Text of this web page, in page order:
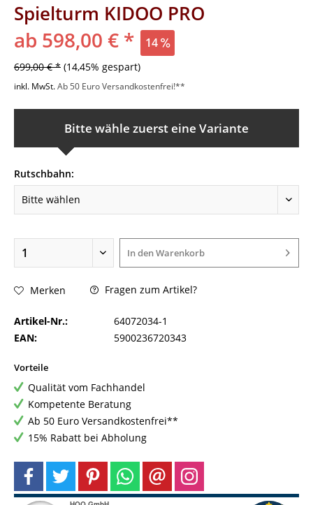
Spielturm KIDOO PRO
ab 598,00 € * 14
699,00 € * (14,45% gespart)
inkl. MwSt.Ab 50 Euro Versandkostenfrei!**
Bitte wähle zuerst eine Variante
Rutschbahn:
In denWarenkorb
Merken Fragen zum Artikel?
Artikel-Nr.:
64072034-1
EAN:
5900236720343
Vorteile
Qualität vom Fachhandel
Kompetente Beratung
Ab 50 Euro Versandkostenfrei**
15% Rabatt bei Abholung